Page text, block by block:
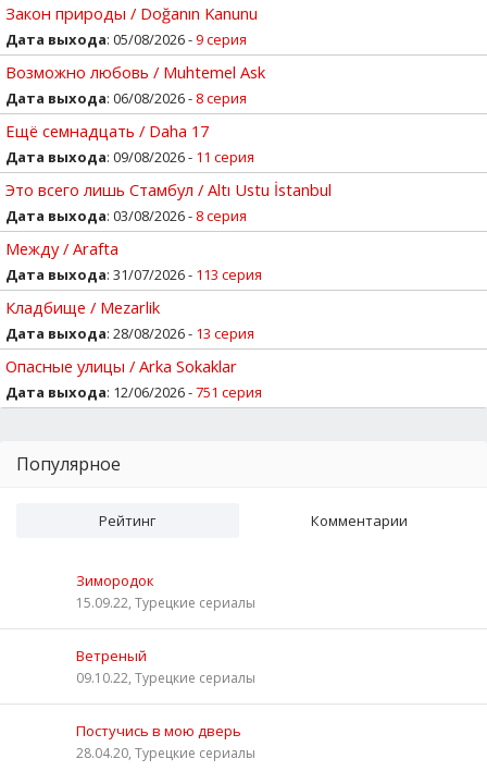
Закон природы / Doğanın Kanunu
Дата выхода: 05/08/2026 -9 серия
Возможно любовь / Muhtemel Ask
Дата выхода: 06/08/2026 - 8 серия
Ещё семнадцать / Daha 17
Дата выхода: 09/08/2026 - 11 серия
Это всего лишь Стамбул / Altı Ustu İstanbul
Дата выхода: 03/08/2026 - 8 серия
Между / Arafta
Дата выхода: 31/07/2026 - 113 серия
Кладбище / Mezarlik
Дата выхода: 28/08/2026 - 13 серия
Опасные улицы / Arka Sokaklar
Дата выхода: 12/06/2026 -751 серия
Популярное
Рейтинг Комментарии
Зимородок
15.09.22, Турецкие сериалы
Ветреный
09.10.22, Турецкие сериалы
Постучись в мою дверь
28.04.20, Турецкие сериалы